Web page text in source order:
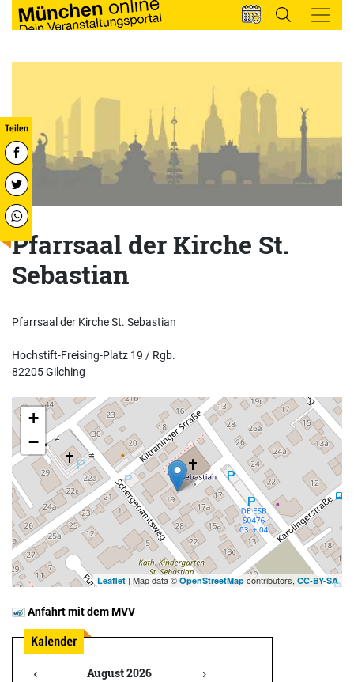
Pfarrsaal der Kirche St.
Sebastian
Pfarrsaal der Kirche St. Sebastian
Hochstift-Freising-Platz 19 / Rgb.
82205 Gilching
+
−
Leaflet | Map data © OpenStreetMap contributors, CC-BY-SA
Anfahrt mit dem MVV
‹ August 2026 ›